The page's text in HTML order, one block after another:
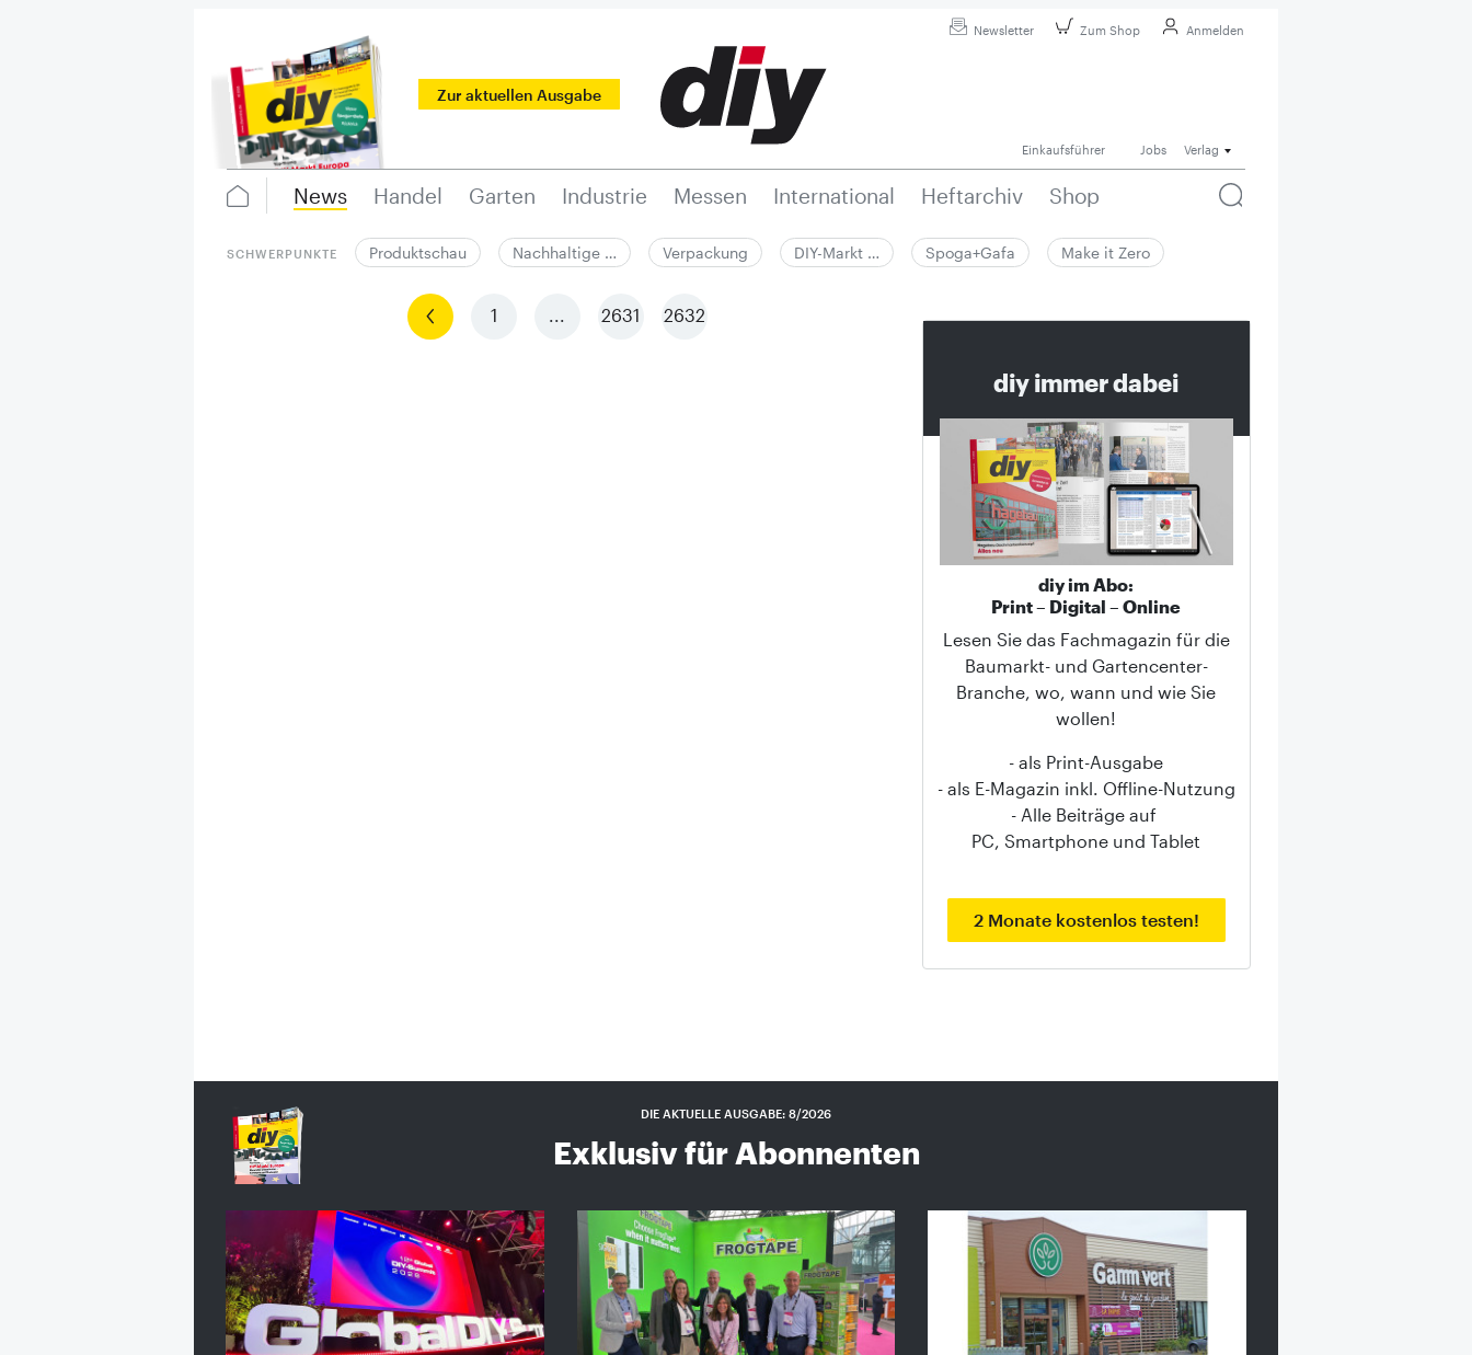
Newsletter Zum Shop Anmelden
Zur aktuellen Ausgabe
Einkaufsführer Jobs Verlag
News Handel Garten Industrie Messen International Heftarchiv Shop
SCHWERPUNKTE Produktschau Nachhaltige … Verpackung DIY-Markt … Spoga+Gafa Make it Zero
Vorherige 1 ... 2631 2632
diy immer dabei
diy im Abo:
Print – Digital – Online
Lesen Sie das Fachmagazin für die
Baumarkt- und Gartencenter-
Branche, wo, wann und wie Sie
wollen!
- als Print-Ausgabe
- als E-Magazin inkl. Offline-Nutzung
- Alle Beiträge auf
PC, Smartphone und Tablet
2 Monate kostenlos testen!
DIE AKTUELLE AUSGABE: 8/2026
Exklusiv für Abonnenten